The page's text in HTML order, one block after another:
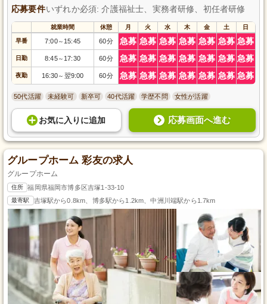
応募要件いずれか必須: 介護福祉士、実務者研修、初任者研修
就業時間 休憩 月 火 水 木 金 土 日
早番 7:00～ 15:45 60分 急募 急募 急募 急募 急募 急募 急募
日勤 8:45～ 17:30 60分 急募 急募 急募 急募 急募 急募 急募
夜勤 16:30～ 翌9:00 60分 急募 急募 急募 急募 急募 急募 急募
50代活躍 未経験可 新卒可 40代活躍 学歴不問 女性が活躍
お気に入り に追加 応募画面へ進む
グループホーム 彩友の求人
グループホーム
住所 福岡県福岡市博多区吉塚1-33-10
最寄駅 吉塚駅から0.8km、博多駅から1.2km、中洲川端駅から1.7km